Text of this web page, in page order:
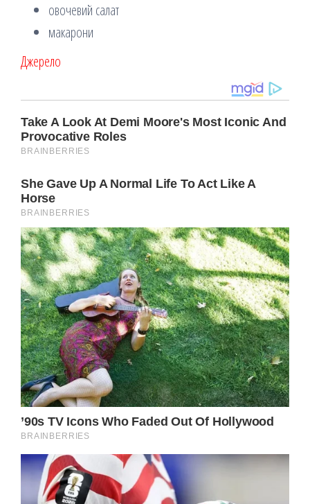
овочевий салат
макарони
Джерело